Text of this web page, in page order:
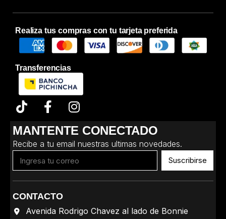
Realiza tus compras con tu tarjeta preferida
Transferencias
MANTENTE CONECTADO
Recibe a tu email nuestras ultimas novedades.
Suscribirse
CONTACTO
Avenida Rodrigo Chavez al lado de Bonnie